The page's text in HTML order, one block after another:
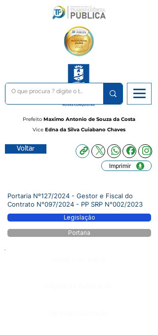
Prefeito Maximo Antonio de Souza da Costa
Vice Edna da Silva Cuiabano Chaves
Voltar
Imprimir
Portaria Nº127/2024 - Gestor e Fiscal do
Contrato N°097/2024 - PP SRP N°002/2023
Legislação
Portaria